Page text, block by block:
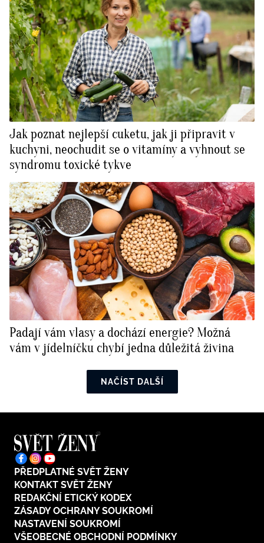
Jak poznat nejlepší cuketu, jak ji připravit v
kuchyni, neochudit se o vitamíny a vyhnout se
syndromu toxické tykve
Padají vám vlasy a dochází energie? Možná
vám v jídelníčku chybí jedna důležitá živina
NAČÍST DALŠÍ
PŘEDPLATNÉ SVĚT ŽENY
KONTAKT SVĚT ŽENY
REDAKČNÍ ETICKÝ KODEX
ZÁSADY OCHRANY SOUKROMÍ
NASTAVENÍ SOUKROMÍ
VŠEOBECNÉ OBCHODNÍ PODMÍNKY